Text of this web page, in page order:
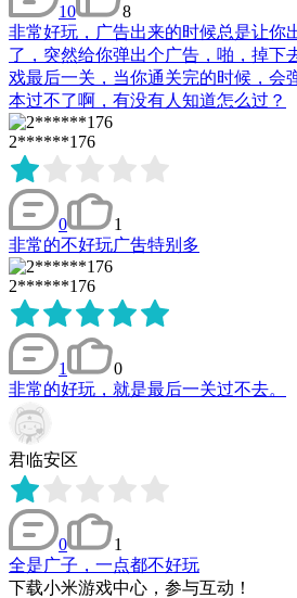
10
8
非常好玩，广告出来的时候总是让你
了，突然给你弹出个广告，啪，掉下
戏最后一关，当你通关完的时候，会
本过不了啊，有没有人知道怎么过？
2******176
0
1
非常的不好玩广吿特别多
2******176
1
0
非常的好玩，就是最后一关过不去。
君临安区
0
1
全是广子，一点都不好玩
下载小米游戏中心，参与互动！